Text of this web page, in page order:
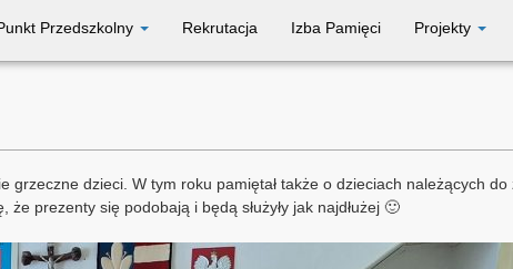
Przedszkolny Rekrutacja Izba Pamięci Projekty
grzeczne dzieci. W tym roku pamiętał także o dzieciach należących do
prezenty się podobają i będą służyły jak najdłużej 🙂